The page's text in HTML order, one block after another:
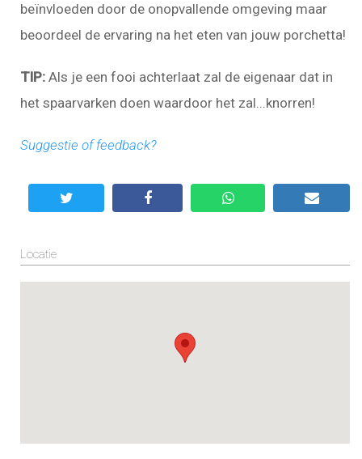
beïnvloeden door de onopvallende omgeving maar
beoordeel de ervaring na het eten van jouw porchetta!
TIP: Als je een fooi achterlaat zal de eigenaar dat in
het spaarvarken doen waardoor het zal...knorren!
Suggestie of feedback?
Locatie